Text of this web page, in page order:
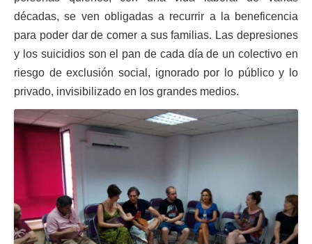
décadas, se ven obligadas a recurrir a la beneficencia
para poder dar de comer a sus familias. Las depresiones
y los suicidios son el pan de cada día de un colectivo en
riesgo de exclusión social, ignorado por lo público y lo
privado, invisibilizado en los grandes medios.